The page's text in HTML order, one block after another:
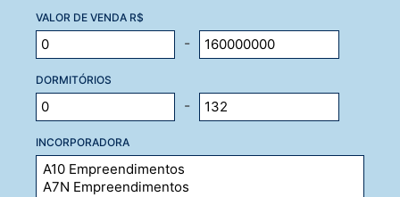
VALOR DE VENDA R$
-
DORMITÓRIOS
-
INCORPORADORA